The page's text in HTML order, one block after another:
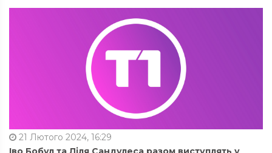
21 Лютого 2024, 16:29